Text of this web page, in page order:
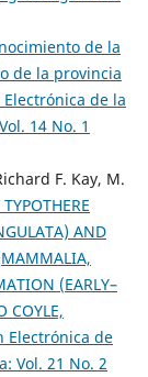
de la
de la provincia
de la
14 No. 1
F. Kay, M.
AND
(EARLY–
COYLE,
Electrónica de
Vol. 21 No. 2